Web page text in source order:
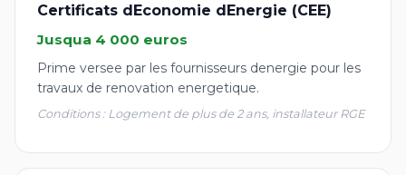
Certificats dEconomie dEnergie (CEE)
Jusqua 4 000 euros
Prime versee par les fournisseurs denergie pour les
travaux de renovation energetique.
Conditions : Logement de plus de 2 ans, installateur RGE